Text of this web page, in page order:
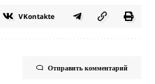
VKontakte
Отправить комментарий